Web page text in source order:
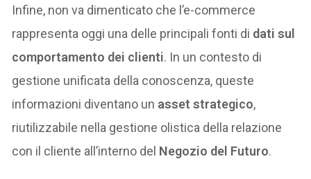
Infine, non va dimenticato che l’e-commerce
rappresenta oggi una delle principali fonti di dati sul
comportamento dei clienti. In un contesto di
gestione unificata della conoscenza, queste
informazioni diventano un asset strategico,
riutilizzabile nella gestione olistica della relazione
con il cliente all’interno del Negozio del Futuro.